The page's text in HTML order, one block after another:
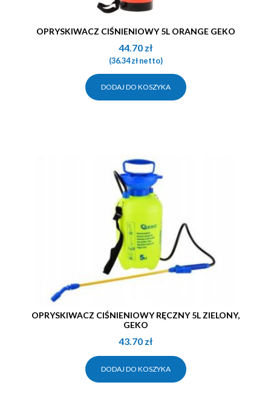
OPRYSKIWACZ CIŚNIENIOWY 5L ORANGE GEKO
44.70 zł
(36.34złnetto)
DODAJ DO KOSZYKA
OPRYSKIWACZ CIŚNIENIOWY RĘCZNY 5L ZIELONY,
GEKO
43.70 zł
DODAJ DO KOSZYKA